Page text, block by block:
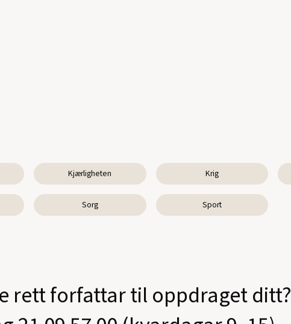
Kjærligheten Krig
Sorg Sport
rett forfattar til oppdraget ditt?